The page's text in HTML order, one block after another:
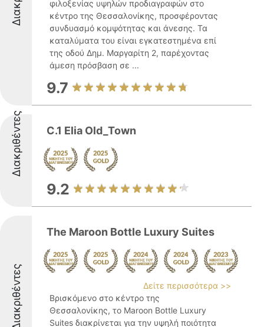
φιλοξενίας υψηλών προδιαγραφών στο
κέντρο της Θεσσαλονίκης, προσφέροντας
συνδυασμό κομψότητας και άνεσης. Τα
καταλύματα του είναι εγκατεστημένα επί
της οδού Δημ. Μαργαρίτη 2, παρέχοντας
άμεση πρόσβαση σε ...
9.7
Διακριθέντες C.1 Elia Old_Town
9.2
Διακριθέντες
The Maroon Bottle Luxury Suites
Δείτε περισσότερα >>
Βρισκόμενο στο κέντρο της
Θεσσαλονίκης, το Maroon Bottle Luxury
Suites διακρίνεται για την υψηλή ποιότητα